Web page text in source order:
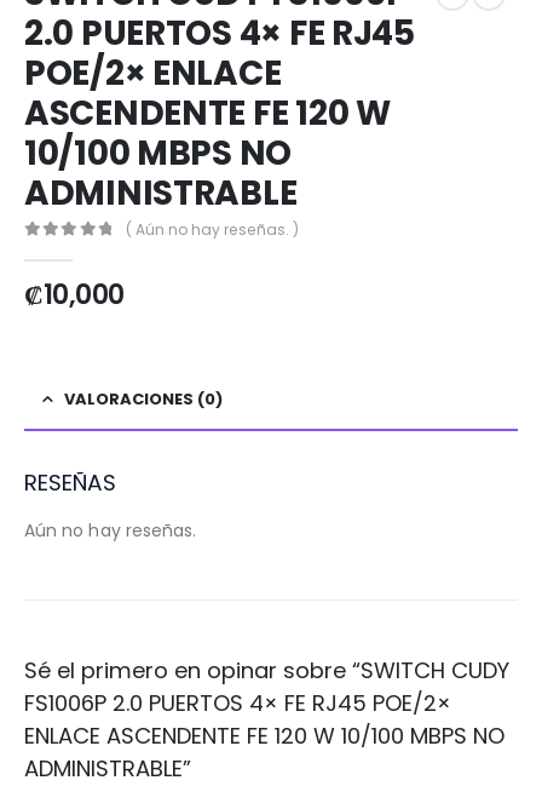
2.0 PUERTOS 4× FE RJ45
POE/2× ENLACE
ASCENDENTE FE 120 W
10/100 MBPS NO
ADMINISTRABLE
( Aún no hay reseñas. )
₡10,000
VALORACIONES (0)
RESEÑAS
Aún no hay reseñas.
Sé el primero en opinar sobre “SWITCH CUDY
FS1006P 2.0 PUERTOS 4× FE RJ45 POE/2×
ENLACE ASCENDENTE FE 120 W 10/100 MBPS NO
ADMINISTRABLE”